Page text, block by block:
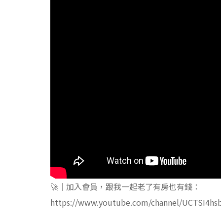
🚀｜加入會員，跟我一起老了有房也有錢：
https://www.youtube.com/channel/